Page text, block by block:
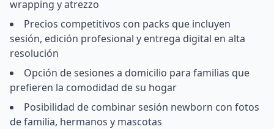
wrapping y atrezzo
Precios competitivos con packs que incluyen
sesión, edición profesional y entrega digital en alta
resolución
Opción de sesiones a domicilio para familias que
prefieren la comodidad de su hogar
Posibilidad de combinar sesión newborn con fotos
de familia, hermanos y mascotas